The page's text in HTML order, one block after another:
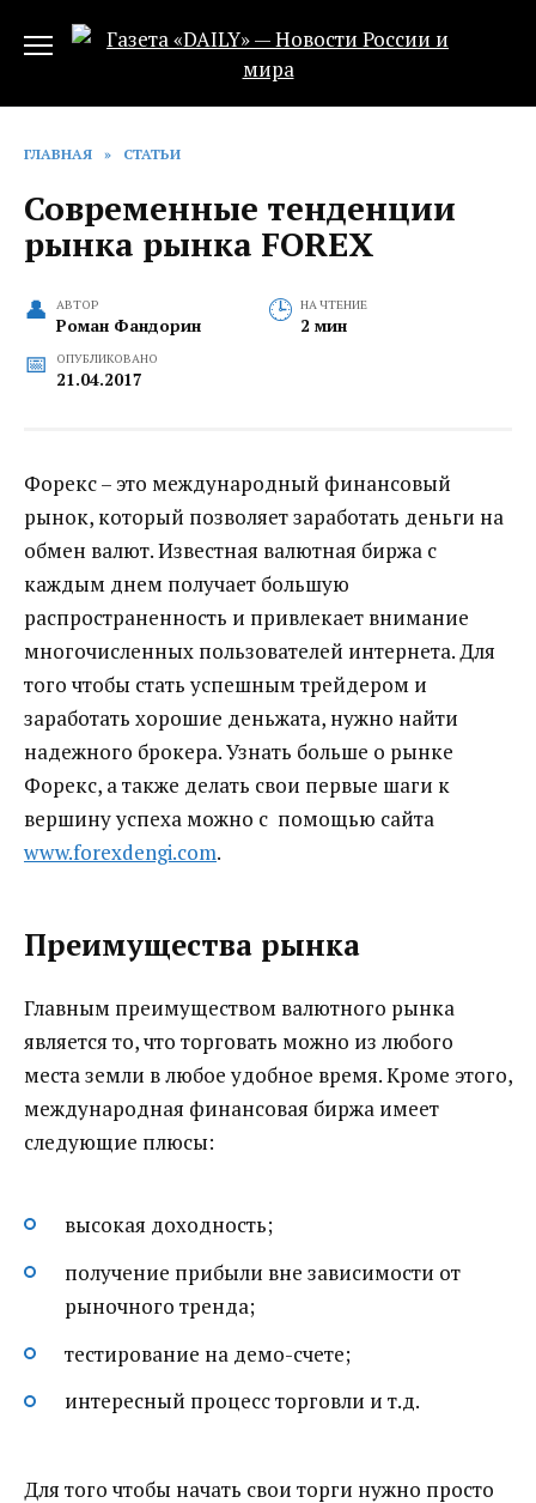
ГЛАВНАЯ » СТАТЬИ
Современные тенденции
рынка рынка FOREX
АВТОР
Роман Фандорин
НА ЧТЕНИЕ
2 мин
ОПУБЛИКОВАНО
21.04.2017
Форекс – это международный финансовый
рынок, который позволяет заработать деньги на
обмен валют. Известная валютная биржа с
каждым днем получает большую
распространенность и привлекает внимание
многочисленных пользователей интернета.Для
того чтобы стать успешным трейдером и
заработать хорошие деньжата, нужно найти
надежного брокера. Узнать больше о рынке
Форекс, а также делать свои первые шаги к
вершину успеха можно с помощью сайта
www.forexdengi.com.
Преимущества рынка
Главным преимуществом валютного рынка
является то, что торговать можно из любого
места земли в любое удобное время. Кроме этого,
международная финансовая биржа имеет
следующие плюсы:
высокая доходность;
получение прибыли вне зависимости от
рыночного тренда;
тестирование на демо-счете;
интересный процесс торговли и т.д.
Для того чтобы начать свои торги нужно просто